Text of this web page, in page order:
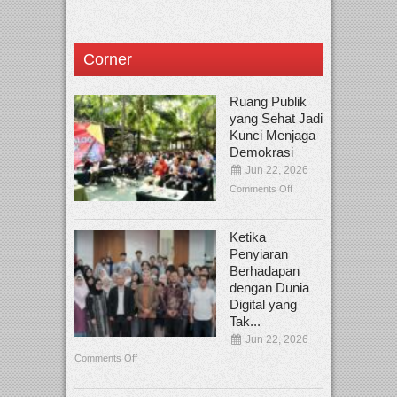
Corner
Ruang Publik
yang Sehat Jadi
Kunci Menjaga
Demokrasi
Jun 22, 2026
Comments Off
Ketika
Penyiaran
Berhadapan
dengan Dunia
Digital yang
Tak...
Jun 22, 2026
Comments Off